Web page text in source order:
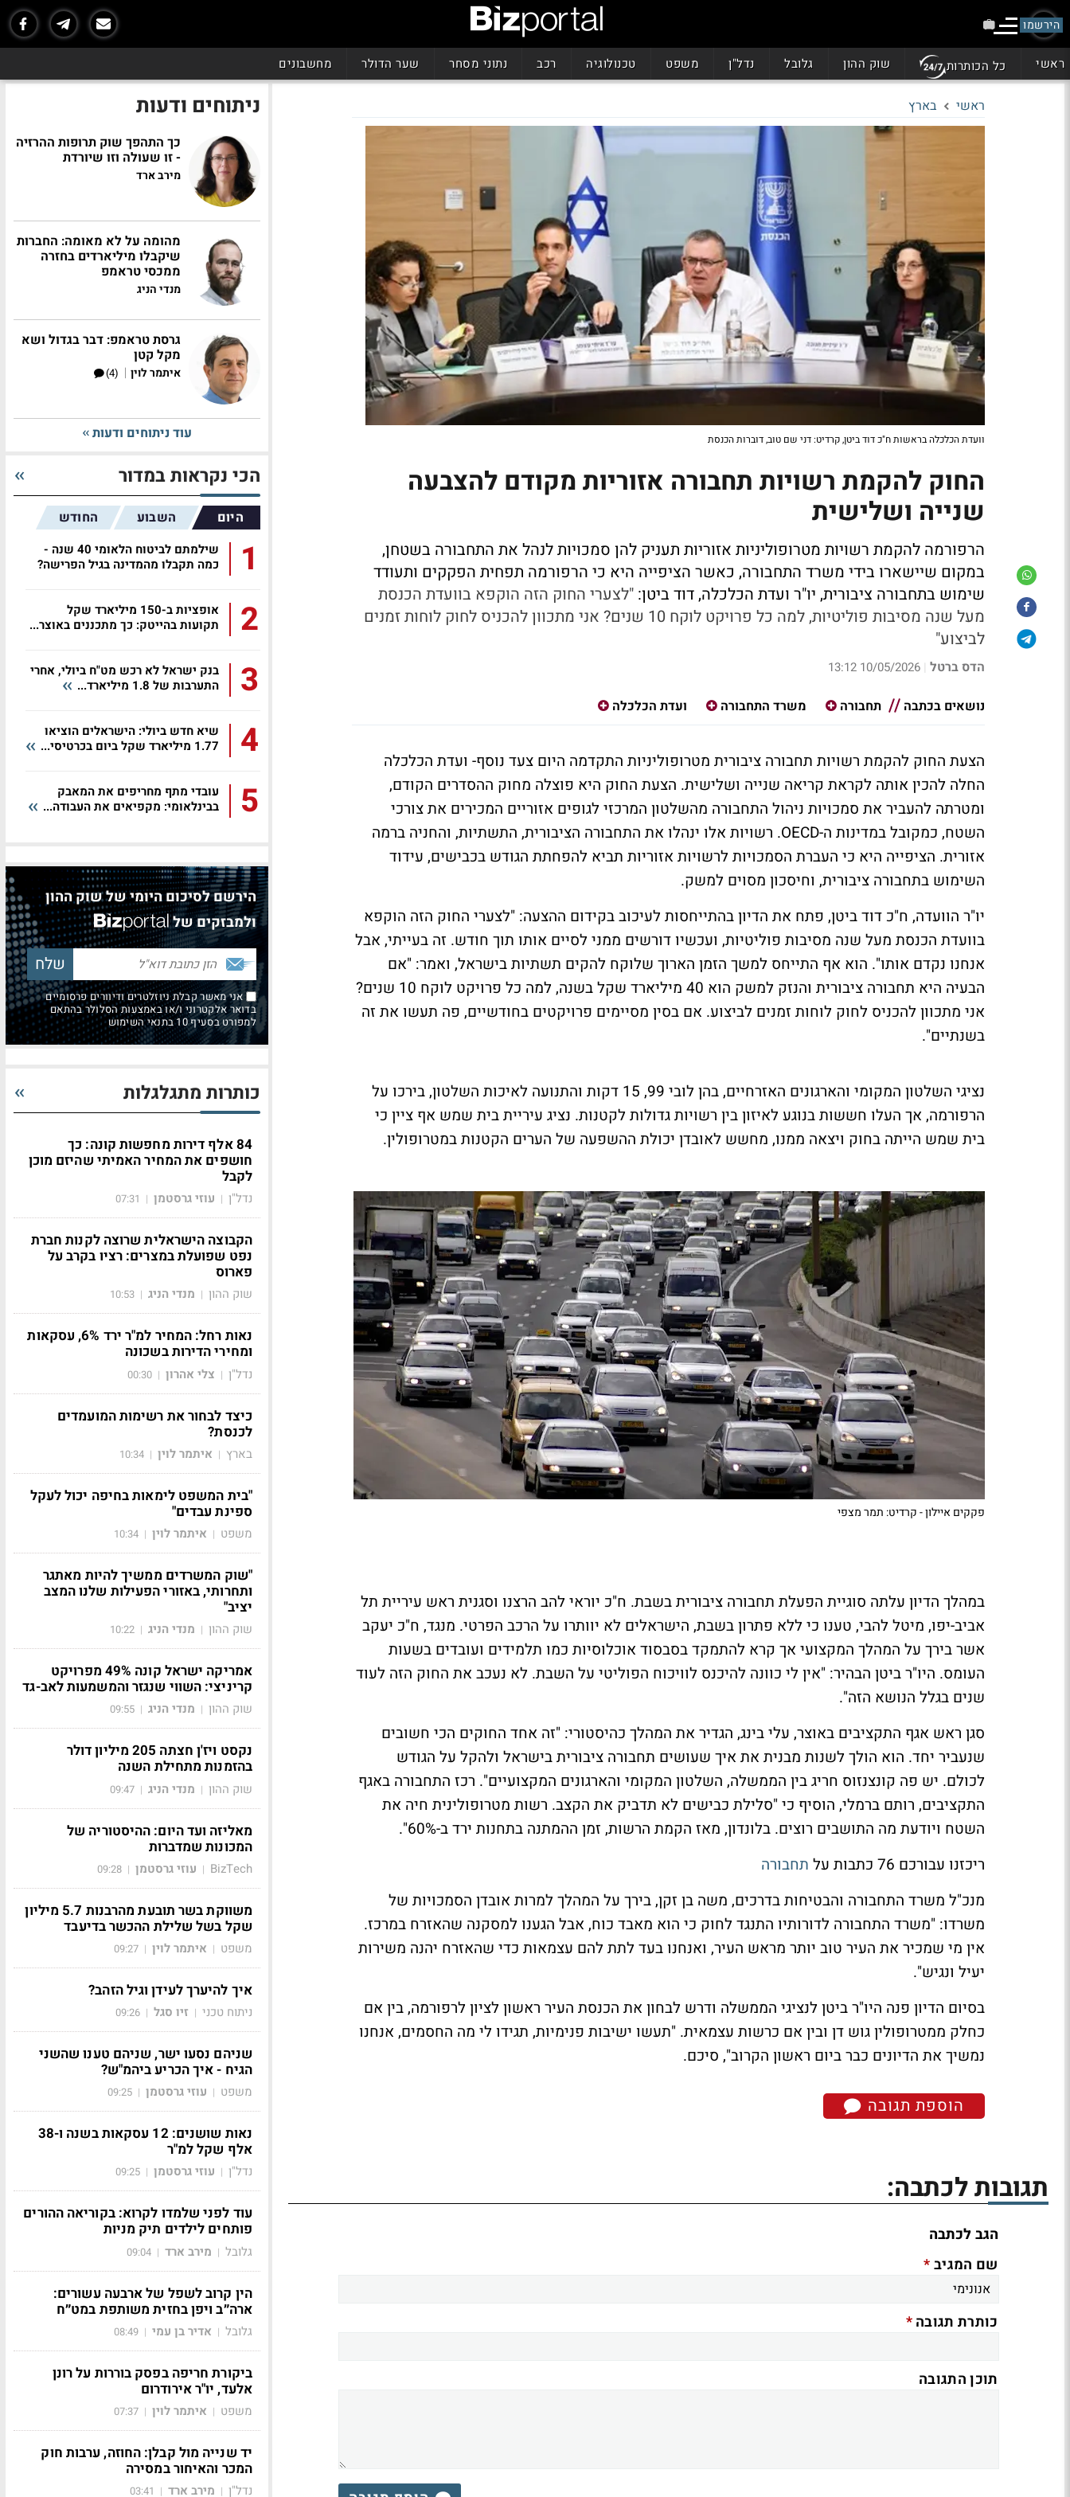
הירשמו
ראשי כל הכותרות שוק ההון גלובל נדל"ן משפט טכנולוגיה רכב נתוני מסחר שער הדולר מחשבונים
ראשי בארץ
וועדת הכלכלה בראשות ח"כ דוד ביטן, קרדיט: דני שם טוב, דוברות הכנסת
החוק להקמת רשויות תחבורה אזוריות מקודם להצבעה
שנייה ושלישית
הרפורמה להקמת רשויות מטרופוליניות אזוריות תעניק להן סמכויות לנהל את התחבורה בשטחן,
במקום שיישארו בידי משרד התחבורה, כאשר הציפייה היא כי הרפורמה תפחית הפקקים ותעודד
שימוש בתחבורה ציבורית, יו"ר ועדת הכלכלה, דוד ביטן: "לצערי החוק הזה הוקפא בוועדת הכנסת
מעל שנה מסיבות פוליטיות,
למה כל פרויקט לוקח 10 שנים? אני מתכוון להכניס לחוק לוחות זמנים
לביצוע"
הדס ברטל |
10/05/2026 13:12
נושאים בכתבה תחבורה משרד התחבורה ועדת הכלכלה
הצעת החוק להקמת רשויות תחבורה ציבורית מטרופוליניות התקדמה היום צעד נוסף- ועדת הכלכלה
החלה להכין אותה לקראת קריאה שנייה ושלישית. הצעת החוק היא פוצלה מחוק ההסדרים הקודם,
ומטרתה להעביר את סמכויות ניהול התחבורה מהשלטון המרכזי לגופים אזוריים המכירים את צורכי
השטח, כמקובל במדינות ה-OECD. רשויות אלו ינהלו את התחבורה הציבורית, התשתיות, והחניה ברמה
אזורית. הציפייה היא כי העברת הסמכויות לרשויות אזוריות תביא להפחתת הגודש בכבישים, עידוד
השימוש בתחבורה ציבורית, וחיסכון מסוים למשק.
יו"ר הוועדה, ח"כ דוד ביטן, פתח את הדיון בהתייחסות לעיכוב בקידום ההצעה: "לצערי החוק הזה הוקפא
בוועדת הכנסת מעל שנה מסיבות פוליטיות, ועכשיו דורשים ממני לסיים אותו תוך חודש. זה בעייתי, אבל
אנחנו נקדם אותו". הוא אף התייחס למשך הזמן הארוך שלוקח להקים תשתיות בישראל, ואמר: "אם
הבעיה היא תחבורה ציבורית והנזק למשק הוא 40 מיליארד שקל בשנה, למה כל פרויקט לוקח 10 שנים?
אני מתכוון להכניס לחוק לוחות זמנים לביצוע. אם בסין מסיימים פרויקטים בחודשיים, פה תעשו את זה
בשנתיים".
נציגי השלטון המקומי והארגונים האזרחיים, בהן לובי 99, 15 דקות והתנועה לאיכות השלטון, בירכו על
הרפורמה, אך העלו חששות בנוגע לאיזון בין רשויות גדולות לקטנות. נציג עיריית בית שמש אף ציין כי
בית שמש הייתה בחוק ויצאה ממנו, מחשש לאובדן יכולת ההשפעה של הערים הקטנות במטרופולין.
פקקים איילון - קרדיט: תמר מצפי
במהלך הדיון עלתה סוגיית הפעלת תחבורה ציבורית בשבת. ח"כ יוראי להב הרצנו וסגנית ראש עיריית תל
אביב-יפו, מיטל להבי, טענו כי ללא פתרון בשבת, הישראלים לא יוותרו על הרכב הפרטי. מנגד, ח"כ יעקב
אשר בירך על המהלך המקצועי אך קרא להתמקד בסבסוד אוכלוסיות כמו תלמידים ועובדים בשעות
העומס. היו"ר ביטן הבהיר: "אין לי כוונה להיכנס לוויכוח הפוליטי על השבת. לא נעכב את החוק הזה לעוד
שנים בגלל הנושא הזה".
סגן ראש אגף התקציבים באוצר, עלי בינג, הגדיר את המהלך כהיסטורי: "זה אחד החוקים הכי חשובים
שנעביר יחד. הוא הולך לשנות מבנית את איך שעושים תחבורה ציבורית בישראל ולהקל על הגודש
לכולם. יש פה קונצנזוס חריג בין הממשלה, השלטון המקומי והארגונים המקצועיים". רכז התחבורה באגף
התקציבים, רותם ברמלי, הוסיף כי "סלילת כבישים לא תדביק את הקצב. רשות מטרופולינית חיה את
השטח ויודעת מה התושבים רוצים. בלונדון, מאז הקמת הרשות, זמן ההמתנה בתחנות ירד ב-60%".
ריכזנו עבורכם 76 כתבות על
תחבורה
מנכ"ל משרד התחבורה והבטיחות בדרכים, משה בן זקן, בירך על המהלך למרות אובדן הסמכויות של
משרדו: "משרד התחבורה לדורותיו התנגד לחוק כי הוא מאבד כוח, אבל הגענו למסקנה שהאזרח במרכז.
אין מי שמכיר את העיר טוב יותר מראש העיר, ואנחנו בעד לתת להם עצמאות כדי שהאזרח יהנה משירות
יעיל ונגיש".
בסיום הדיון פנה היו"ר ביטן לנציגי הממשלה ודרש לבחון את הכנסת העיר ראשון לציון לרפורמה, בין אם
כחלק ממטרופולין גוש דן ובין אם כרשות עצמאית. "תעשו ישיבות פנימיות, תגידו לי מה החסמים, אנחנו
נמשיך את הדיונים כבר ביום ראשון הקרוב", סיכם.
הוספת תגובה
תגובות לכתבה:
הגב לכתבה
שם המגיב*
כותרת תגובה*
תוכן התגובה
ניתוחים ודעות
כך התהפך שוק תרופות ההרזיה
- זו שעולה וזו שיורדת
מירב ארד
מהומה על לא מאומה: החברות
שיקבלו מיליארדים בחזרה
ממכסי טראמפ
מנדי הניג
גרסת טראמפ: דבר בגדול ושא
מקל קטן
איתמר לוין |
(4)
עוד ניתוחים ודעות
הכי נקראות במדור
היום השבוע החודש
1
שילמתם לביטוח הלאומי 40 שנה -
כמה תקבלו מהמדינה בגיל הפרישה?
2
אופציות ב-150 מיליארד שקל
תקועות בהייטק: כך מתכננים באוצר...
3
בנק ישראל לא רכש מט"ח ביולי, אחרי
התערבות של 1.8 מיליארד...
4
שיא חדש ביולי: הישראלים הוציאו
1.77 מיליארד שקל ביום בכרטיסי...
5
עובדי מתף מחריפים את המאבק
בבינלאומי: מקפיאים את העבודה...
הירשם לסיכום היומי של שוק ההון
ולמבזקים של
אני מאשר קבלת ניוזלטרים ודיוורים פרסומיים
בדואר אלקטרוני ו/או באמצעות הסלולר בהתאם
למפורט בסעיף 10 בתנאי השימוש
כותרות מתגלגלות
84 אלף דירות מחפשות קונה: כך
חושפים את המחיר האמיתי שהיזם מוכן
לקבל
נדל"ן | עוזי גרסטמן |
07:31
הקבוצה הישראלית שרוצה לקנות חברת
נפט שפועלת במצרים: רציו בקרב על
פארוס
שוק ההון | מנדי הניג |
10:53
נאות רחל: המחיר למ"ר ירד 6%, עסקאות
ומחירי הדירות בשכונה
נדל"ן | צלי אהרון |
00:30
כיצד לבחור את רשימות המועמדים
לכנסת?
בארץ | איתמר לוין |
10:34
"בית המשפט לימאות בחיפה יכול לעקל
ספינת עבדים"
משפט | איתמר לוין |
10:34
"שוק המשרדים ממשיך להיות מאתגר
ותחרותי, באזורי הפעילות שלנו המצב
יציב"
שוק ההון | מנדי הניג |
10:22
אמריקה ישראל קונה 49% מפרויקט
קריניצי: השווי שנגזר והמשמעות לאב-גד
שוק ההון | מנדי הניג |
09:55
נקסט ויז'ן חצתה 205 מיליון דולר
בהזמנות מתחילת השנה
שוק ההון | מנדי הניג |
09:47
מאליזה ועד היום: ההיסטוריה של
המכונות שמדברות
BizTech
| עוזי גרסטמן |
09:28
משווקת בשר תובעת מהרבנות 5.7 מיליון
שקל בשל שלילת ההכשר בדיעבד
משפט | איתמר לוין |
09:27
איך להיערך לעידן וגיל הזהב?
ניתוח טכני | זיו סגל |
09:26
שניהם נסעו ישר, שניהם טענו שהשני
הגיח - איך הכריע ביהמ"ש?
משפט | עוזי גרסטמן |
09:25
נאות שושנים: 12 עסקאות בשנה ו-38
אלף שקל למ"ר
נדל"ן | עוזי גרסטמן |
09:25
עוד לפני שלמדו לקרוא: בקוריאה ההורים
פותחים לילדים תיק מניות
גלובל | מירב ארד |
09:04
הין קרוב לשפל של ארבעה עשורים:
ארה״ב ויפן בחזית משותפת במט״ח
גלובל | אדיר בן עמי |
08:49
ביקורת חריפה בפסק בוררות על רונן
אלעד, יו"ר אירודרום
משפט | איתמר לוין |
07:37
יד שנייה מול קבלן: החוזה, ערבות חוק
המכר והאיחור במסירה
נדל"ן | מירב ארד |
03:41